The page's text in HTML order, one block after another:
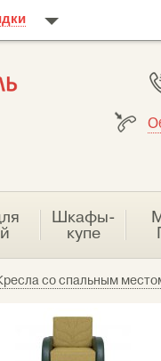
Шкафы-
купе
со спальным